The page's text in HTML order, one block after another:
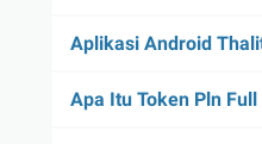
Aplikasi Android
Apa Itu Token Pln Full